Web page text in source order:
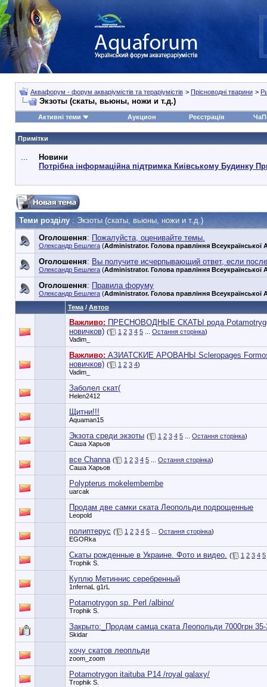
Аквафорум - форум акваріумістів та тераріумістів > Прісноводні тварини >
Экзоты (скаты, вьюны, ножи и т.д.)
Активні теми Аукцион Реєстрація
Примітки
...
Новини
Потрібна інформаційна підтримка Киівському Будинку
Теми розділу : Экзоты (скаты, вьюны, ножи и т.д.)
Оголошення: Пожалуйста, оценивайте темы.
Олександр Бешлега (Administrator. Голова правління Всеукраїнської
Оголошення: Вы получите исчерпывающий ответ, если
Олександр Бешлега (Administrator. Голова правління Всеукраїнської
Оголошення: Правила форуму
Олександр Бешлега (Administrator. Голова правління Всеукраїнської
Тема / Автор
Важливо: ПРЕСНОВОДНЫЕ СКАТЫ рода
новичков) ( 1 2 3 4 5 Остання сторінка)
Vadim_
Важливо: АЗИАТСКИЕ АРОВАНЫ Scleropages
новичков) ( 1 2 3 4)
Vadim_
Заболел скат(
Helen2412
Щитни!!!
Aquaman15
Экзота среди экзоты ( 1 2 3 4 5 Остання сторінка)
Саша Харьов
все Channa ( 1 2 3 4 5 Остання сторінка)
Саша Харьов
Polypterus mokelembembe
uarcak
Продам две самки ската Леопольди подрощенные
Leopold
полиптерус ( 1 2 3 4 5 Остання сторінка)
EGORka
Скаты рожденные в Украине. Фото и видео. ( 1 2 3 4 5
Trophik S.
Куплю Метиннис серебренный
1nfernaL g1rL
Potamotrygon sp. Perl /albino/
Trophik S.
Закрыто:_ Продам самца ската Леопольди 7000грн
Skidar
хочу скатов леопльди
zoom_zoom
Potamotrygon itaituba P14 /royal galaxy/
Trophik S.